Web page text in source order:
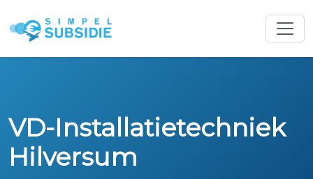
VD-Installatietechniek
Hilversum